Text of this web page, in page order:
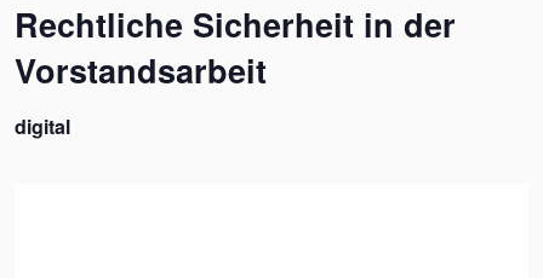
Rechtliche Sicherheit in der
Vorstandsarbeit
digital